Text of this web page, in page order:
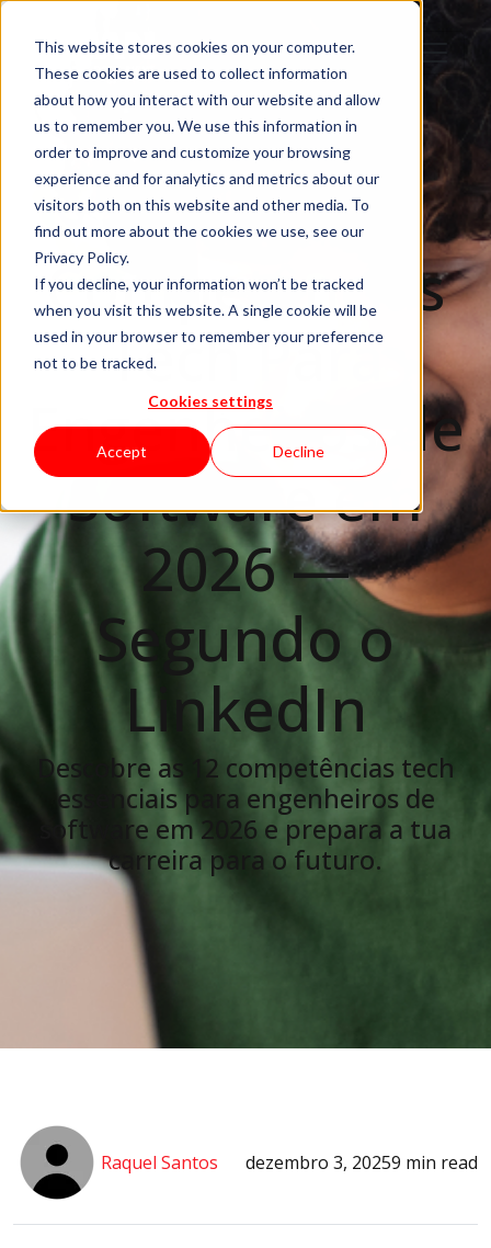
This website stores cookies on your computer.
These cookies are used to collect information
about how you interact with our website and allow
us to remember you. We use this information in
order to improve and customize your browsing
experience and for analytics and metrics about our
visitors both on this website and other media. To
find out more about the cookies we use, see our
Privacy Policy.
If you decline, your information won’t be tracked
when you visit this website. A single cookie will be
used in your browser to remember your preference
not to be tracked.
Cookies settings
Accept Decline
Principais
Competências
Tech Para
Engenheiros de
Software em
2026 —
Segundo o
LinkedIn
Descobre as 12 competências tech
essenciais para engenheiros de
software em 2026 e prepara a tua
carreira para o futuro.
Raquel Santos dezembro 3, 20259 min read